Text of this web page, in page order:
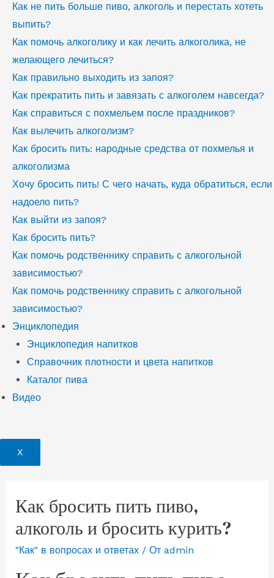
Как не пить больше пиво, алкоголь и перестать хотеть
выпить?
Как помочь алкоголику и как лечить алкоголика, не
желающего лечиться?
Как правильно выходить из запоя?
Как прекратить пить и завязать с алкоголем навсегда?
Как справиться с похмельем после праздников?
Как вылечить алкоголизм?
Как бросить пить: народные средства от похмелья и
алкоголизма
Хочу бросить пить! С чего начать, куда обратиться, если
надоело пить?
Как выйти из запоя?
Как бросить пить?
Как помочь родственнику справить с алкогольной
зависимостью?
Как помочь родственнику справить с алкогольной
зависимостью?
Энциклопедия
Энциклопедия напитков
Справочник плотности и цвета напитков
Каталог пива
Видео
X
Как бросить пить пиво,
алкоголь и бросить курить?
"Как" в вопросах и ответах/ От admin